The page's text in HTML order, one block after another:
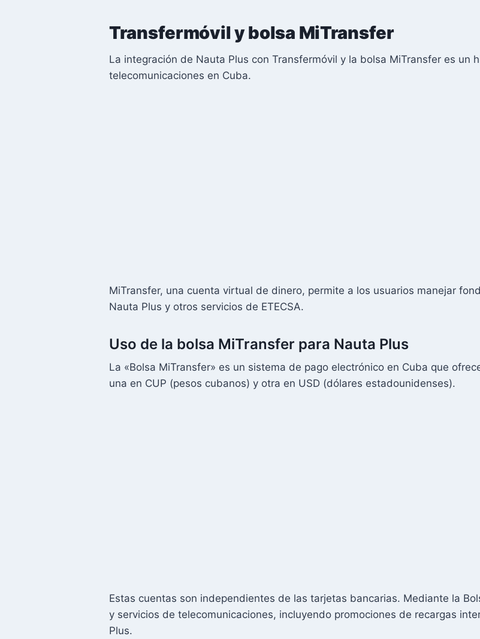
Transfermóvil y bolsa MiTransfer
La integración de Nauta Plus con Transfermóvil y la bolsa MiTransfer es un
telecomunicaciones en Cuba.
MiTransfer, una cuenta virtual de dinero, permite a los usuarios manejar
Nauta Plus y otros servicios de ETECSA.
Uso de la bolsa MiTransfer para Nauta Plus
La «Bolsa MiTransfer» es un sistema de pago electrónico en Cuba que
una en CUP (pesos cubanos) y otra en USD (dólares estadounidenses).
Estas cuentas son independientes de las tarjetas bancarias. Mediante la
y servicios de telecomunicaciones, incluyendo promociones de recargas
Plus.